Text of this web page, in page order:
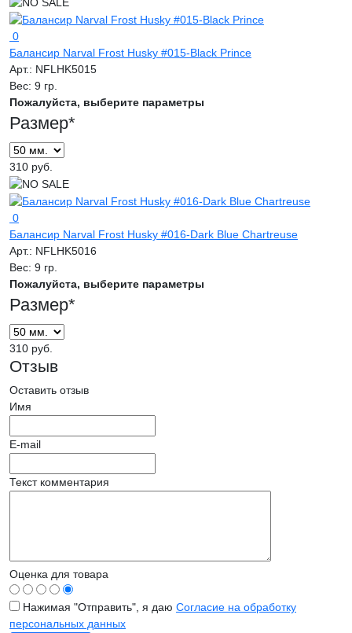
0
Балансир Narval Frost Husky #015-Black Prince
Арт.: NFLHK5015
Вес: 9 гр.
Пожалуйста, выберите параметры
Размер*
310 руб.
0
Балансир Narval Frost Husky #016-Dark Blue Chartreuse
Арт.: NFLHK5016
Вес: 9 гр.
Пожалуйста, выберите параметры
Размер*
310 руб.
Отзыв
Оставить отзыв
Имя
E-mail
Текст комментария
Оценка для товара
Нажимая "Отправить", я даю Согласие на обработку
персональных данных